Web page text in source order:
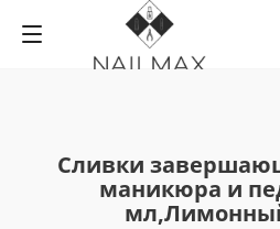
Сливки
маникюра и